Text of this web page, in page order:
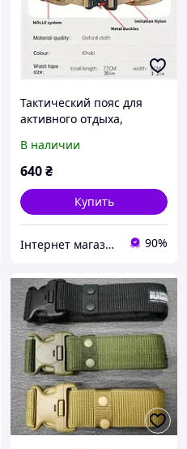
Тактический пояс для
активного отдыха,
талия с пряжкой Cobra,
нейлоновый ремень
В наличии
640₴
Купить
Інтернет магазин "Альфастор" 90%